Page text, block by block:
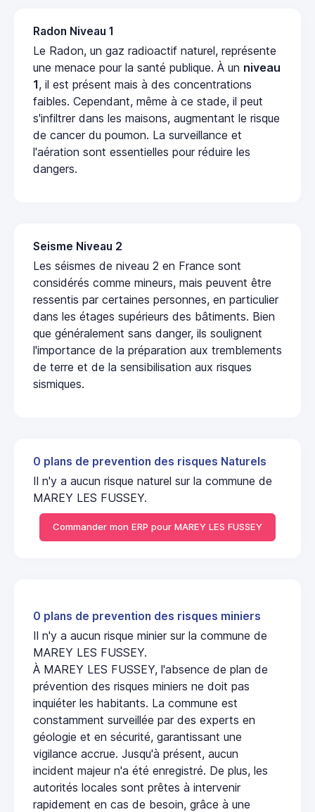
Radon Niveau 1
Le Radon, un gaz radioactif naturel, représente
une menace pour la santé publique. À un niveau
1, il est présent mais à des concentrations
faibles. Cependant, même à ce stade, il peut
s'infiltrer dans les maisons, augmentant le risque
de cancer du poumon. La surveillance et
l'aération sont essentielles pour réduire les
dangers.
Seisme Niveau 2
Les séismes de niveau 2 en France sont
considérés comme mineurs, mais peuvent être
ressentis par certaines personnes, en particulier
dans les étages supérieurs des bâtiments. Bien
que généralement sans danger, ils soulignent
l'importance de la préparation aux tremblements
de terre et de la sensibilisation aux risques
sismiques.
0 plans de prevention des risques Naturels
Il n'y a aucun risque naturel sur la commune de
MAREY LES FUSSEY.
Commander mon ERP pour MAREY LES FUSSEY
0 plans de prevention des risques miniers
Il n'y a aucun risque minier sur la commune de
MAREY LES FUSSEY.
À MAREY LES FUSSEY, l'absence de plan de
prévention des risques miniers ne doit pas
inquiéter les habitants. La commune est
constamment surveillée par des experts en
géologie et en sécurité, garantissant une
vigilance accrue. Jusqu'à présent, aucun
incident majeur n'a été enregistré. De plus, les
autorités locales sont prêtes à intervenir
rapidement en cas de besoin, grâce à une